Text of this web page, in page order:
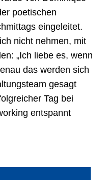
poetischen
eingeleitet.
nicht nehmen, mit
„Ich liebe es, wenn
das werden sich
gesagt
Tag bei
entspannt